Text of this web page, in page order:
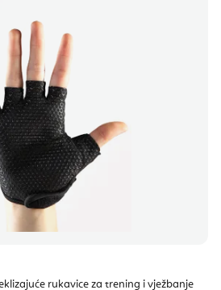
rukavice za trening i vježbanje